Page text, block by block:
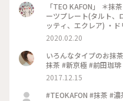
「TEO KAFON」 ＊抹
ーツプレート(タルト、
ッティ、エクレア) ・
三昧出来て大満足した
たのですが、娘一人で
プチことりっぷ京都#冬
2020.02.20
いろんなタイプのお抹
抹茶 #新京極 #前田珈
2017.12.15
#TEOKAFON #抹茶 #